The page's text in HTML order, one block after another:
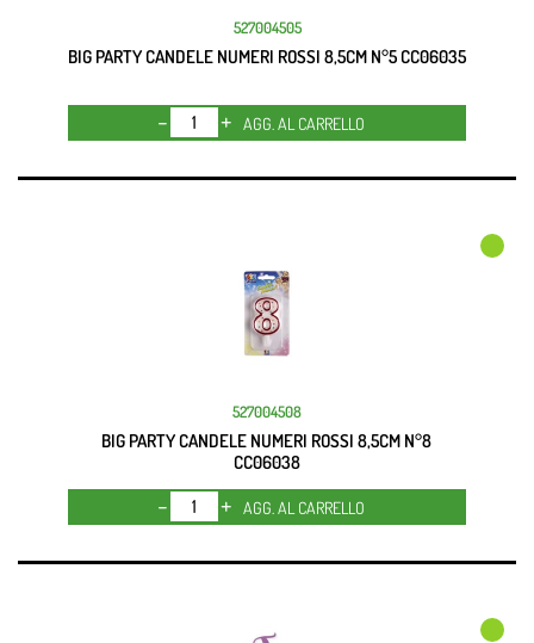
527004505
BIG PARTY CANDELE NUMERI ROSSI 8,5CM N°5 CC06035
Quantità
AGG. AL CARRELLO
527004508
BIG PARTY CANDELE NUMERI ROSSI 8,5CM N°8
CC06038
Quantità
AGG. AL CARRELLO